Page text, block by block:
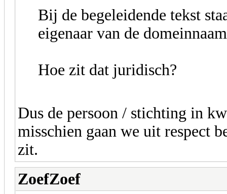
Bij de begeleidende tekst
eigenaar van de
Hoe zit dat juridisch?
Dus de persoon / stichting in
misschien gaan we uit respect
zit.
ZoefZoef